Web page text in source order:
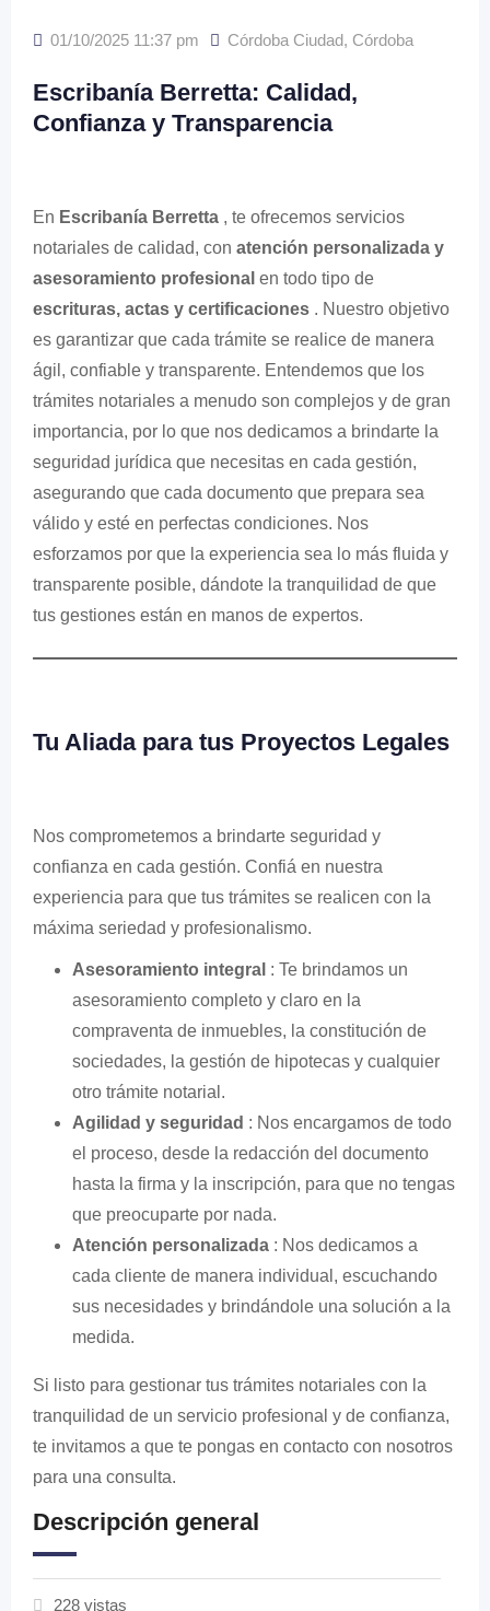
01/10/2025 11:37 pm Córdoba Ciudad, Córdoba
Escribanía Berretta: Calidad,
Confianza y Transparencia
En Escribanía Berretta , te ofrecemos servicios
notariales de calidad, con atención personalizada y
asesoramiento profesional en todo tipo de
escrituras, actas y certificaciones . Nuestro objetivo
es garantizar que cada trámite se realice de manera
ágil, confiable y transparente. Entendemos que los
trámites notariales a menudo son complejos y de gran
importancia, por lo que nos dedicamos a brindarte la
seguridad jurídica que necesitas en cada gestión,
asegurando que cada documento que prepara sea
válido y esté en perfectas condiciones. Nos
esforzamos por que la experiencia sea lo más fluida y
transparente posible, dándote la tranquilidad de que
tus gestiones están en manos de expertos.
Tu Aliada para tus Proyectos Legales
Nos comprometemos a brindarte seguridad y
confianza en cada gestión. Confiá en nuestra
experiencia para que tus trámites se realicen con la
máxima seriedad y profesionalismo.
Asesoramiento integral : Te brindamos un
asesoramiento completo y claro en la
compraventa de inmuebles, la constitución de
sociedades, la gestión de hipotecas y cualquier
otro trámite notarial.
Agilidad y seguridad : Nos encargamos de todo
el proceso, desde la redacción del documento
hasta la firma y la inscripción, para que no tengas
que preocuparte por nada.
Atención personalizada : Nos dedicamos a
cada cliente de manera individual, escuchando
sus necesidades y brindándole una solución a la
medida.
Si listo para gestionar tus trámites notariales con la
tranquilidad de un servicio profesional y de confianza,
te invitamos a que te pongas en contacto con nosotros
para una consulta.
Descripción general
228 vistas